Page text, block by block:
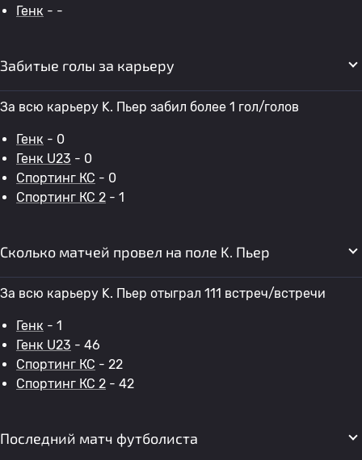
Генк - -
Забитые голы за карьеру
За всю карьеру K. Пьер забил более 1 гол/голов
Генк - 0
Генк U23 - 0
Спортинг КС - 0
Спортинг КС 2 - 1
Сколько матчей провел на поле K. Пьер
За всю карьеру K. Пьер отыграл 111 встреч/встречи
Генк - 1
Генк U23 - 46
Спортинг КС - 22
Спортинг КС 2 - 42
Последний матч футболиста